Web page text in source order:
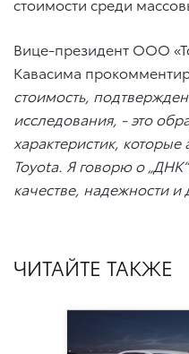
Вице-президент ООО
Кавасима
стоимость,
исследования, - это
характеристик,
Toyota. Я говорю о
качестве, надежности и
ЧИТАЙТЕ ТАКЖЕ